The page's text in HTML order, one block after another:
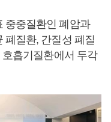
중중질환인 폐암과
폐질환, 간질성 폐질
흡기질환에서 두각